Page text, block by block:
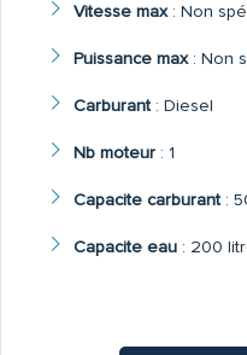
Vitesse max: Non
Puissance max: Non
Carburant: Diesel
Nb moteur: 1
Capacite carburant:
Capacite eau: 200